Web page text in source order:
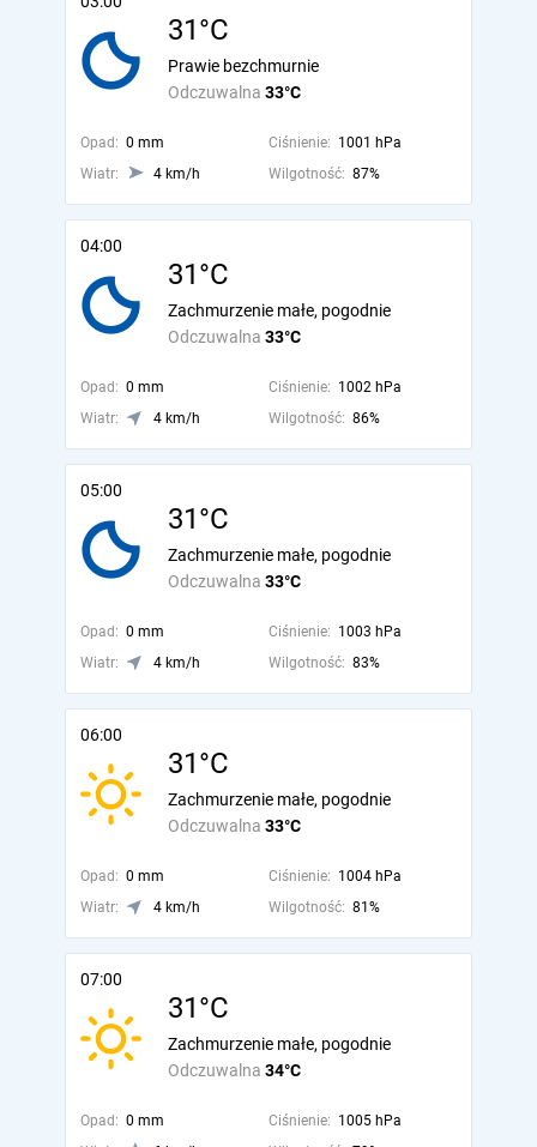
31°C
Odczuwalna 33°C
Prawie bezchmurnie
Opad: 0 mm Ciśnienie: 1001 hPa
Wiatr:
4 km/h Wilgotność: 87%
04:00
31°C
Odczuwalna 33°C
Zachmurzenie małe, pogodnie
Opad: 0 mm Ciśnienie: 1002 hPa
Wiatr:
4 km/h Wilgotność: 86%
05:00
31°C
Odczuwalna 33°C
Zachmurzenie małe, pogodnie
Opad: 0 mm Ciśnienie: 1003 hPa
Wiatr:
4 km/h Wilgotność: 83%
06:00
31°C
Odczuwalna 33°C
Zachmurzenie małe, pogodnie
Opad: 0 mm Ciśnienie: 1004 hPa
Wiatr:
4 km/h Wilgotność: 81%
07:00
31°C
Odczuwalna 34°C
Zachmurzenie małe, pogodnie
Opad: 0 mm Ciśnienie: 1005 hPa